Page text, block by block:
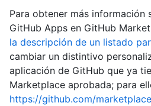
Para obtener más información
GitHub Apps en GitHub
la descripción de un listado
cambiar un distintivo
aplicación de GitHub que ya
Marketplace aprobada; para
https://github.com/